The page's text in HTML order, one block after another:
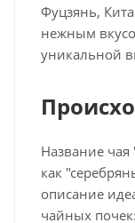
Фуцзянь,
нежным
уникальной
Название
как
описание
чайных